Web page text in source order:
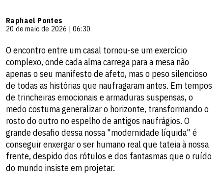
Raphael Pontes
20 de maio de 2026 | 06:30
O encontro entre um casal tornou-se um exercício
complexo, onde cada alma carrega para a mesa não
apenas o seu manifesto de afeto, mas o peso silencioso
de todas as histórias que naufragaram antes. Em tempos
de trincheiras emocionais e armaduras suspensas, o
medo costuma generalizar o horizonte, transformando o
rosto do outro no espelho de antigos naufrágios. O
grande desafio dessa nossa "modernidade líquida" é
conseguir enxergar o ser humano real que tateia à nossa
frente, despido dos rótulos e dos fantasmas que o ruído
do mundo insiste em projetar.